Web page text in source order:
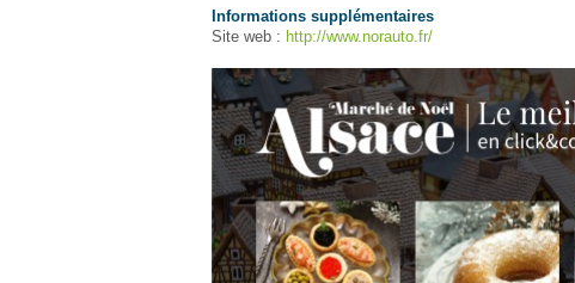
Informations supplémentaires
Site web : http://www.norauto.fr/